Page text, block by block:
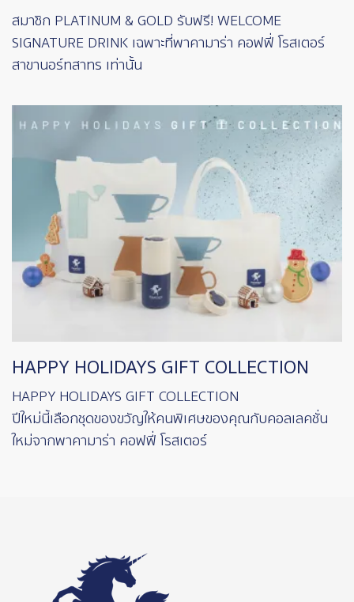
สมาชิก PLATINUM & GOLD รับฟรี! WELCOME
SIGNATURE DRINK เฉพาะที่พาคามาร่า คอฟฟี่ โรสเตอร์
สาขานอร์ทสาทร เท่านั้น
Image
HAPPY HOLIDAYS GIFT COLLECTION
HAPPY HOLIDAYS GIFT COLLECTION
ปีใหม่นี้เลือกชุดของขวัญให้คนพิเศษของคุณกับคอลเลคชั่น
ใหม่จากพาคามาร่า คอฟฟี่ โรสเตอร์